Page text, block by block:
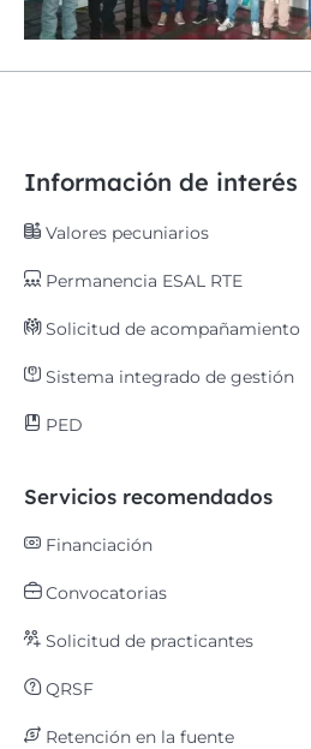
Información de interés
Valores pecuniarios
Permanencia ESAL RTE
Solicitud de acompañamiento
Sistema integrado de gestión
PED
Servicios recomendados
Financiación
Convocatorias
Solicitud de practicantes
QRSF
Retención en la fuente